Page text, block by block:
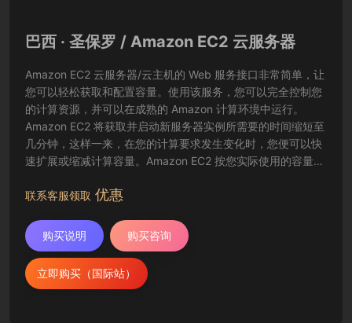
巴西 · 圣保罗 / Amazon EC2 云服务器
Amazon EC2 云服务器/云主机的 Web 服务接口非常简单，让
您可以轻松获取和配置容量。使用该服务，您可以完全控制您
的计算资源，并可以在成熟的 Amazon 计算环境中运行。
Amazon EC2 将获取并启动新服务器实例所需要的时间缩短至
几分钟，这样一来，在您的计算要求发生变化时，您便可以快
速扩展或缩减计算容量。Amazon EC2 按您实际使用的容量收
开发人员提供了创建故障恢复应用程序以及排除常见故障情况
联系客服领取 优惠
购买说明 购买咨询
立即购买（国际站）